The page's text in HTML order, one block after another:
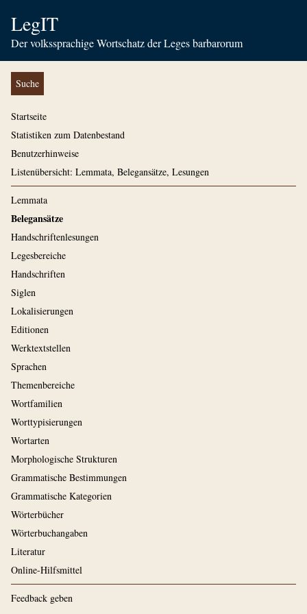
LegIT
Der volkssprachige Wortschatz der Leges barbarorum
Suche
Startseite
Statistiken zum Datenbestand
Benutzerhinweise
Listenübersicht: Lemmata, Belegansätze, Lesungen
Lemmata
Belegansätze
Handschriftenlesungen
Legesbereiche
Handschriften
Siglen
Lokalisierungen
Editionen
Werktextstellen
Sprachen
Themenbereiche
Wortfamilien
Worttypisierungen
Wortarten
Morphologische Strukturen
Grammatische Bestimmungen
Grammatische Kategorien
Wörterbücher
Wörterbuchangaben
Literatur
Online-Hilfsmittel
Feedback geben